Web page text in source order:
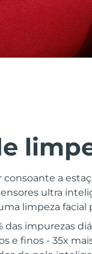
a
ultra
limpeza facial
impurezas
e finos - 35x